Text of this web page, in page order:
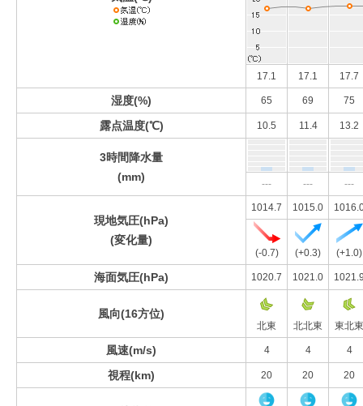
17.1 17.1 17.7
湿度(%) 65 69 75
露点温度(℃) 10.5 11.4 13.2
3時間降水量
(mm)
--- --- ---
現地気圧(hPa)
(変化量)
1014.7 1015.0
(-0.7) (+0.3) (+1.0)
海面気圧(hPa) 1020.7 1021.0
風向(16方位)
北東 北北東 東北東
風速(m/s) 4 4 4
視程(km) 20 20 20